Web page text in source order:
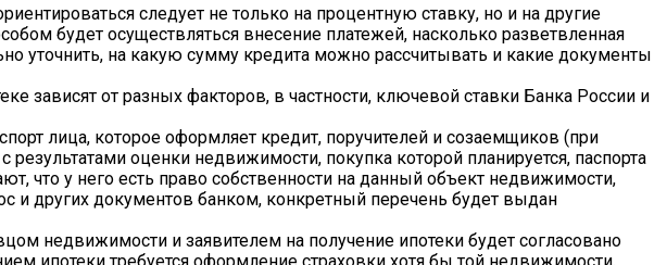
следует не только на процентную ставку, но и на другие
будет осуществляться внесение платежей, насколько разветвленная
уточнить, на какую сумму кредита можно рассчитывать и какие документы
от разных факторов, в частности, ключевой ставки Банка России и
лица, которое оформляет кредит, поручителей и созаемщиков (при
оценки недвижимости, покупка которой планируется, паспорта
что у него есть право собственности на данный объект недвижимости,
и других документов банком, конкретный перечень будет выдан
недвижимости и заявителем на получение ипотеки будет согласовано